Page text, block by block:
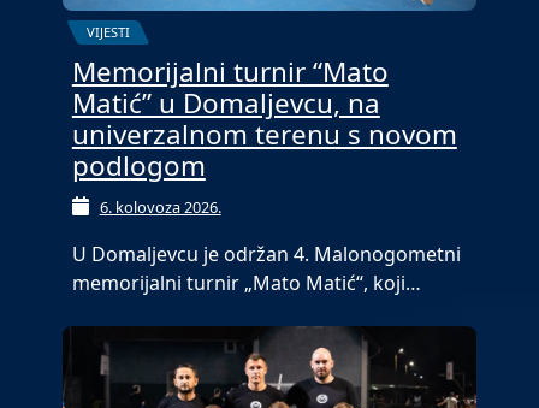
VIJESTI
Memorijalni turnir “Mato
Matić” u Domaljevcu, na
univerzalnom terenu s novom
podlogom
6. kolovoza 2026.
U Domaljevcu je održan 4. Malonogometni
memorijalni turnir „Mato Matić“, koji…